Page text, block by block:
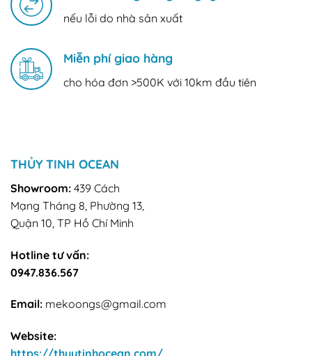
nếu lỗi do nhà sản xuất
Miễn phí giao hàng
cho hóa đơn >500K với 10km đầu tiên
THỦY TINH OCEAN
Showroom: 439 Cách
Mạng Tháng 8, Phường 13,
Quận 10, TP Hồ Chí Minh
Hotline tư vấn:
0947.836.567
Email: mekoongs@gmail.com
Website: